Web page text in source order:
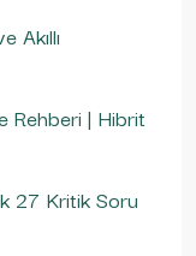
Akıllı
Rehberi | Hibrit
27 Kritik Soru